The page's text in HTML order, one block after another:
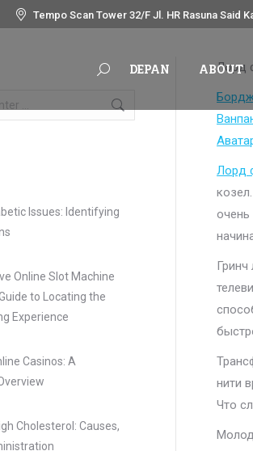
Tempo Scan Tower 32/F Jl. HR Rasuna Said
DEPAN ABOUT
Search: Лорд
Лорд
нити
Что
Issues: Identifying
Online Slot Machine
to Locating the
Experience
Casinos: A
Cholesterol: Causes,